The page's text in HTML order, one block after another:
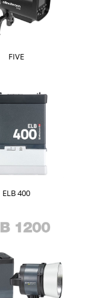
FIVE
ELB 400